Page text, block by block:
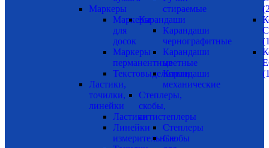
Маркеры
Маркеры
для
досок
Маркеры
перманентные
Текстовыделители
Ластики,
точилки,
линейки
Ластики
Линейки
измерительные
стираемые
Карандаши
Карандаши
чернографитные
Карандаши
цветные
Карандаши
механические
Степлеры,
скобы,
антистеплеры
Степлеры
Скобы